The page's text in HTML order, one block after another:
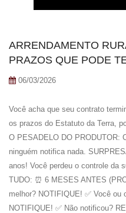
ARRENDAMENTO
PRAZOS QUE PODE
06/03/2026
Você acha que seu contrato
os prazos do Estatuto da Terra,
O PESADELO DO PRODUTOR:
ninguém notifica nada.
anos! Você perdeu o controle da
TUDO: ⏰ 6 MESES ANTES
melhor? NOTIFIQUE! ✅ Você
NOTIFIQUE! ✅ Não notificou?